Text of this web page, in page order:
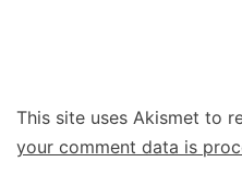
This site uses Akismet to
your comment data is